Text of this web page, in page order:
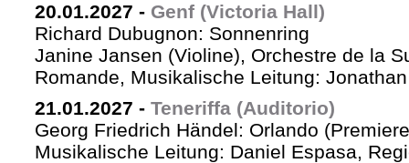
20.01.2027 - Genf (Victoria Hall)
Richard Dubugnon: Sonnenring
Janine Jansen (Violine), Orchestre de la
Romande, Musikalische Leitung:
21.01.2027 - Teneriffa (Auditorio)
Georg Friedrich Händel: Orlando
Musikalische Leitung: Daniel Espasa,